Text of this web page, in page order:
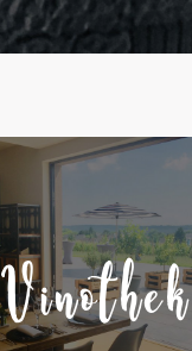
Vinothek